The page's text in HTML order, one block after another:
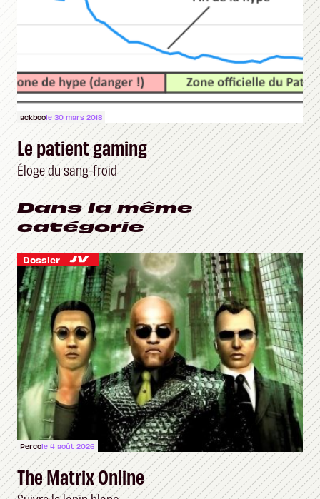
ackboole 30 mars 2018
Le patient gaming
Éloge du sang-froid
Dans la même
catégorie
Dossier
Percole 4 août 2026
The Matrix Online